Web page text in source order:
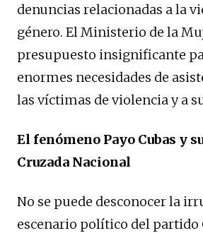
denuncias relacionadas a la
género. El Ministerio de la
presupuesto insignificante
enormes necesidades de
las víctimas de violencia y a
El fenómeno Payo Cubas y
Cruzada Nacional
No se puede desconocer la
escenario político del partido